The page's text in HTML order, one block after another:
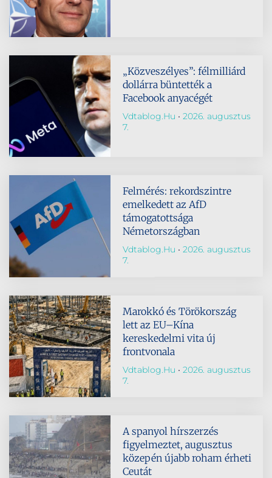
„Közveszélyes”: félmilliárd
dollárra büntették a
Facebook anyacégét
Vdtablog.hu
2026. augusztus
7.
Felmérés: rekordszintre
emelkedett az AfD
támogatottsága
Németországban
Vdtablog.hu
2026. augusztus
7.
Marokkó és Törökország
lett az EU–Kína
kereskedelmi vita új
frontvonala
Vdtablog.hu
2026. augusztus
7.
A spanyol hírszerzés
figyelmeztet, augusztus
közepén újabb roham érheti
Ceutát